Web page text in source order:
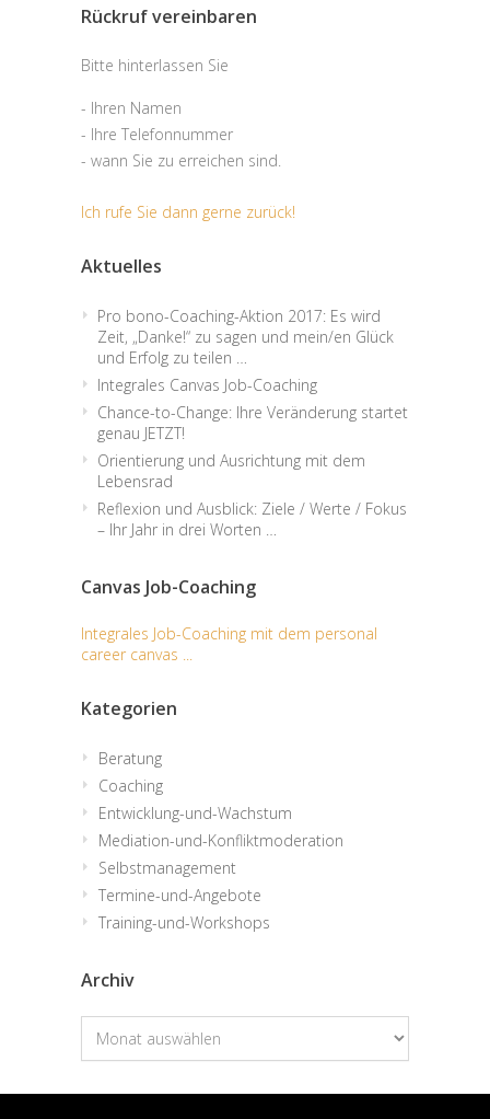
Rückruf vereinbaren
Bitte hinterlassen Sie
- Ihren Namen
- Ihre Telefonnummer
- wann Sie zu erreichen sind.
Ich rufe Sie dann gerne zurück!
Aktuelles
Pro bono-Coaching-Aktion 2017: Es wird
Zeit, „Danke!“ zu sagen und mein/en Glück
und Erfolg zu teilen …
Integrales Canvas Job-Coaching
Chance-to-Change: Ihre Veränderung startet
genau JETZT!
Orientierung und Ausrichtung mit dem
Lebensrad
Reflexion und Ausblick: Ziele / Werte / Fokus
– Ihr Jahr in drei Worten …
Canvas Job-Coaching
Integrales Job-Coaching mit dem personal
career canvas ...
Kategorien
Beratung
Coaching
Entwicklung-und-Wachstum
Mediation-und-Konfliktmoderation
Selbstmanagement
Termine-und-Angebote
Training-und-Workshops
Archiv